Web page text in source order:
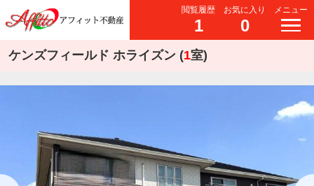
閲覧履歴
1
お気に入り
0
メニュー
ケンズフィールド ホライズン (1室)